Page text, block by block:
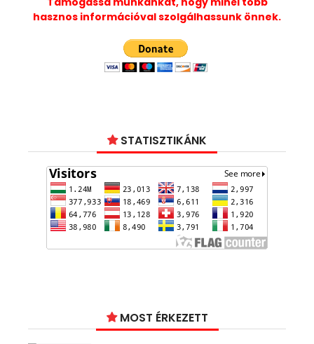
hasznos információval szolgálhassunk önnek.
STATISZTIKÁNK
MOST ÉRKEZETT